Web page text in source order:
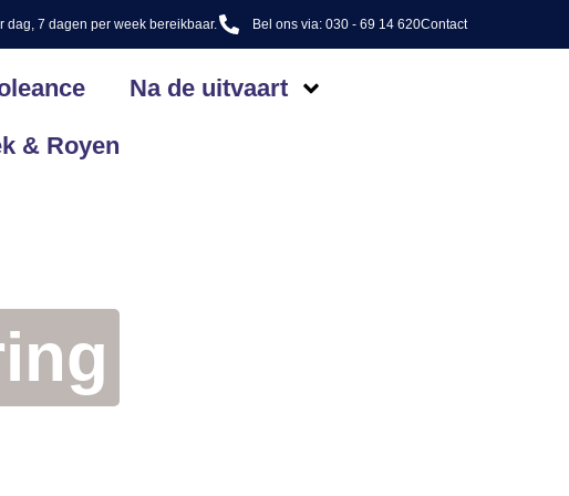
dag, 7 dagen per week bereikbaar. Bel ons via: 030 - 69 14 620Contact
Na de uitvaart
& Royen